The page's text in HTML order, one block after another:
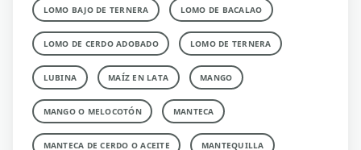
LOMO BAJO DE TERNERA LOMO DE BACALAO
LOMO DE CERDO ADOBADO LOMO DE TERNERA
LUBINA MAÍZ EN LATA MANGO
MANGO O MELOCOTÓN MANTECA
MANTECA DE CERDO O ACEITE MANTEQUILLA